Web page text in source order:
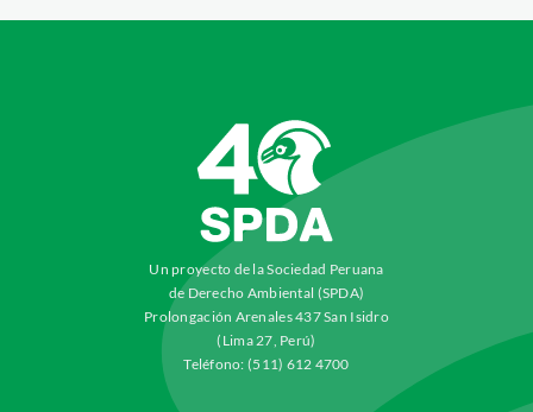
Un proyecto de la Sociedad Peruana
de Derecho Ambiental (SPDA)
Prolongación Arenales 437 San Isidro
(Lima 27, Perú)
Teléfono: (511) 612 4700